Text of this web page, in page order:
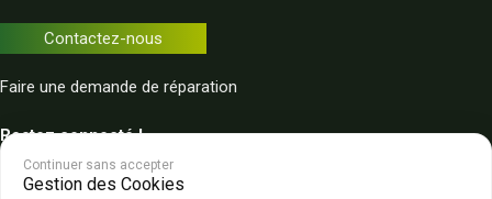
Contactez-nous
Faire une demande de réparation
Restez connecté !
Continuer sans accepter
Gestion des Cookies